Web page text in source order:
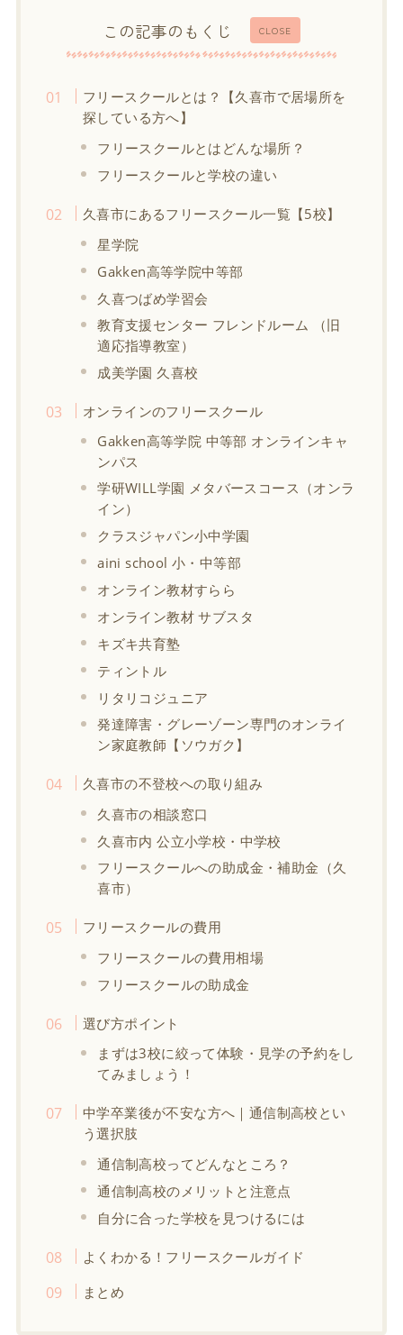
CLOSE
この記事のもくじ
フリースクールとは？【久喜市で居場所を
探している方へ】
フリースクールとはどんな場所？
フリースクールと学校の違い
久喜市にあるフリースクール一覧【5校】
星学院
Gakken高等学院中等部
久喜つばめ学習会
教育支援センター フレンドルーム （旧
適応指導教室）
成美学園 久喜校
オンラインのフリースクール
Gakken高等学院 中等部 オンラインキャ
ンパス
学研WILL学園 メタバースコース（オンラ
イン）
クラスジャパン小中学園
aini school 小・中等部
オンライン教材すらら
オンライン教材 サブスタ
キズキ共育塾
ティントル
リタリコジュニア
発達障害・グレーゾーン専門のオンライ
ン家庭教師【ソウガク】
久喜市の不登校への取り組み
久喜市の相談窓口
久喜市内 公立小学校・中学校
フリースクールへの助成金・補助金（久
喜市）
フリースクールの費用
フリースクールの費用相場
フリースクールの助成金
選び方ポイント
まずは3校に絞って体験・見学の予約をし
てみましょう！
中学卒業後が不安な方へ｜通信制高校とい
う選択肢
通信制高校ってどんなところ？
通信制高校のメリットと注意点
自分に合った学校を見つけるには
よくわかる！フリースクールガイド
まとめ